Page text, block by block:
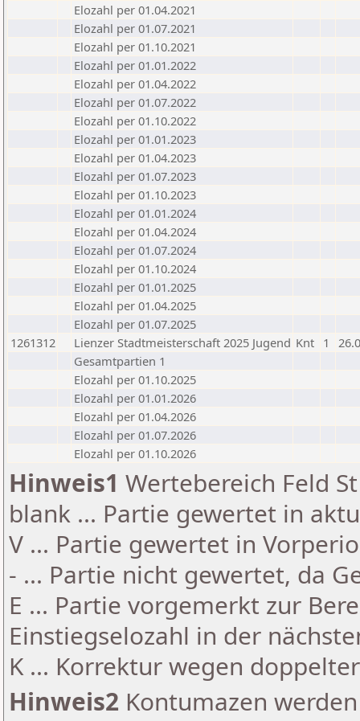
Elozahl per 01.04.2021
Elozahl per 01.07.2021
Elozahl per 01.10.2021
Elozahl per 01.01.2022
Elozahl per 01.04.2022
Elozahl per 01.07.2022
Elozahl per 01.10.2022
Elozahl per 01.01.2023
Elozahl per 01.04.2023
Elozahl per 01.07.2023
Elozahl per 01.10.2023
Elozahl per 01.01.2024
Elozahl per 01.04.2024
Elozahl per 01.07.2024
Elozahl per 01.10.2024
Elozahl per 01.01.2025
Elozahl per 01.04.2025
Elozahl per 01.07.2025
1261312
Lienzer Stadtmeisterschaft 2025 Jugend Knt 1
Gesamtpartien 1
Elozahl per 01.10.2025
Elozahl per 01.01.2026
Elozahl per 01.04.2026
Elozahl per 01.07.2026
Elozahl per 01.10.2026
Hinweis1 Wertebereich Feld
blank ... Partie gewertet in
V ... Partie gewertet in
- ... Partie nicht gewertet, da
E ... Partie vorgemerkt zur
Einstiegselozahl in der
K ... Korrektur wegen
Hinweis2 Kontumazen